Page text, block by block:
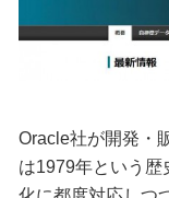
Oracle社が開発・
は1979年という歴